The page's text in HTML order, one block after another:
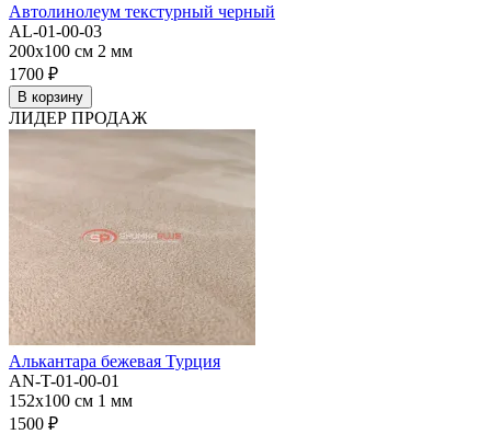
Автолинолеум текстурный черный
AL-01-00-03
200x100 см 2 мм
1700 ₽
В корзину
ЛИДЕР ПРОДАЖ
Алькантара бежевая Турция
AN-T-01-00-01
152x100 см 1 мм
1500 ₽